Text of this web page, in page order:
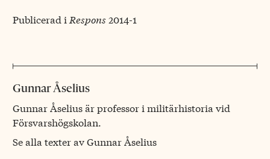
Publicerad i Respons 2014-1
Gunnar Åselius
Gunnar Åselius är professor i militärhistoria vid
Försvarshögskolan.
Se alla texter av Gunnar Åselius